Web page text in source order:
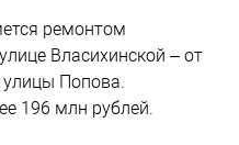
ремонтом
Власихинской – от
Попова.
196 млн рублей.